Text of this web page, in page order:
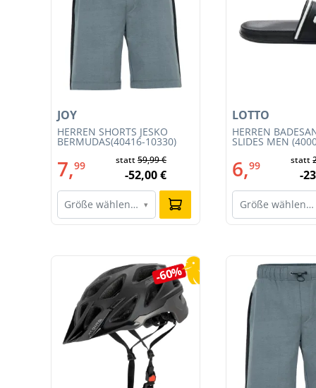
HERREN SHORTS JESKO
BERMUDAS(40416-10330)
JOY
7,99 statt59,99 €
-52,00 €
Größe wählen… ▾
HERREN
SLIDES MEN
LOTTO
6,99 statt
-
Größe wählen…
Produktgalerie überspringen
-60%